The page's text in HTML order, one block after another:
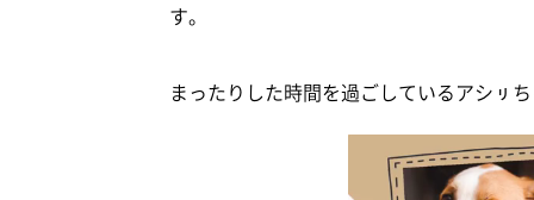
す。
まったりした時間を過ごしているアシㇼ